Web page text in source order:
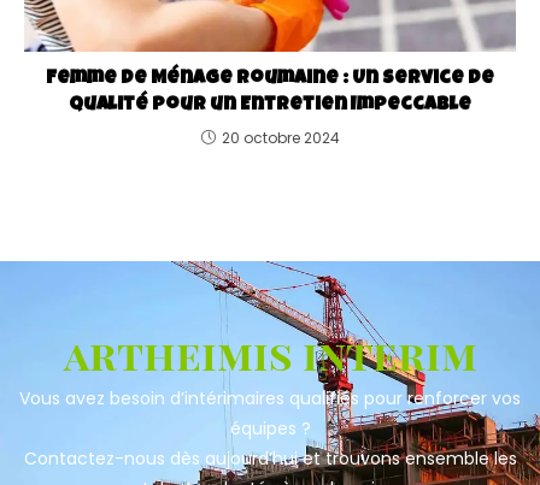
Femme de Ménage Roumaine : Un Service de
Qualité pour un Entretien Impeccable
20 octobre 2024
artheimis interim
Vous avez besoin d’intérimaires qualifiés pour renforcer vos
équipes ?
Contactez-nous dès aujourd’hui et trouvons ensemble les